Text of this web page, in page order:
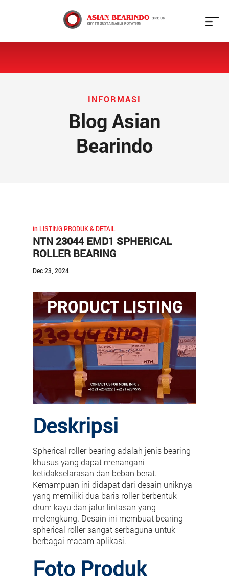
INFORMASI
Blog Asian
Bearindo
in LISTING PRODUK & DETAIL
NTN 23044 EMD1 SPHERICAL
ROLLER BEARING
Dec 23, 2024
Deskripsi
Spherical roller bearing adalah jenis bearing
khusus yang dapat menangani
ketidakselarasan dan beban berat.
Kemampuan ini didapat dari desain uniknya
yang memiliki dua baris roller berbentuk
drum kayu dan jalur lintasan yang
melengkung. Desain ini membuat bearing
spherical roller sangat serbaguna untuk
berbagai macam aplikasi.
Foto Produk